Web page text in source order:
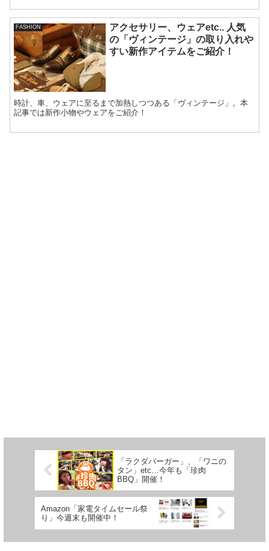
FASHION
アクセサリー、ウェアetc.. 人気
の「ヴィンテージ」の取り入れや
すい新作アイテムをご紹介！
時計、車、ウェアに至るまで加熱しつつある「ヴィンテージ」。本
記事では新作小物やウェアをご紹介！
「ラクダバーガー」、「ワニの
タン」etc…今年も「珍肉
BBQ」開催！
Amazon「家電タイムセール祭
り」今週末も開催中！